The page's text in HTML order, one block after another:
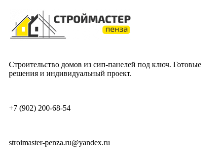
Строительство домов из сип-панелей под ключ. Готовые
решения и индивидуальный проект.
+7 (902) 200-68-54
stroimaster-penza.ru@yandex.ru